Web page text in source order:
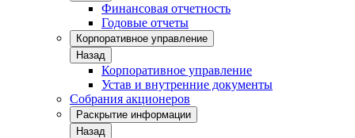
Финансовая отчетность
Годовые отчеты
Корпоративное управление
Назад
Корпоративное управление
Устав и внутренние документы
Собрания акционеров
Раскрытие информации
Назад